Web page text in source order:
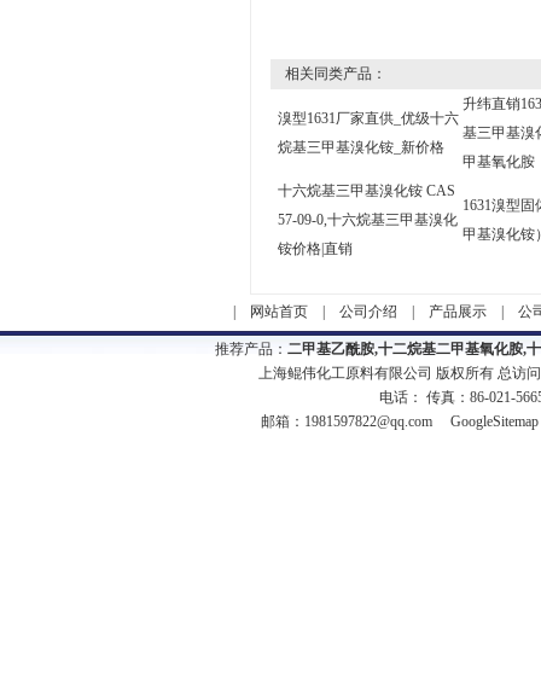
相关同类产品：
溴型1631厂家直供_优级十六
烷基三甲基溴化铵_新价格
升纬直销
基三甲基溴
甲基氧化胺
十六烷基三甲基溴化铵 CAS
57-09-0,十六烷基三甲基溴化
铵价格|直销
1631溴型
甲基溴化铵
网站首页 公司介绍 产品展示 公
推荐产品： 二甲基乙酰胺,十二烷基二甲基氧化胺,
上海鲲伟化工原料有限公司 版权所有 总访
电话： 传真：86-021-
邮箱： 1981597822@qq.com GoogleSitemap